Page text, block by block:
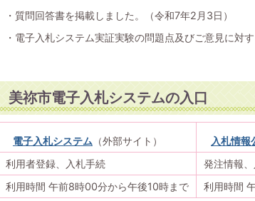
・質問回答書を掲載しました。（令和7年2月3日）
・電子入札システム実証実験の問題点及びご意見に対
美祢市電子入札システムの入口
電子入札システム （外部サイト） 入札情報
利用者登録、入札手続
発注情報
利用時間 午前8時00分から午後10時まで
利用時間